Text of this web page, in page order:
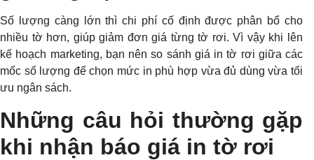
Số lượng càng lớn thì chi phí cố định được phân bổ cho
nhiều tờ hơn, giúp giảm đơn giá từng tờ rơi. Vì vậy khi lên
kế hoạch marketing, bạn nên so sánh giá in tờ rơi giữa các
mốc số lượng để chọn mức in phù hợp vừa đủ dùng vừa tối
ưu ngân sách.
Những câu hỏi thường gặp
khi nhận báo giá in tờ rơi